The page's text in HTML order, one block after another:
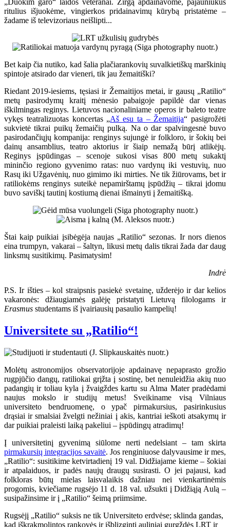
„Duokim garo“ laidos veteranai. Žirgą apdainavome, pajauniukus
ritulius išjuokėme, vingierkos pridainavimų kūrybą pristatėme –
žadame iš televizoriaus neišlipti...
Bet kaip čia nutiko, kad šalia plačiarankovių suvalkietiškų marškinių
spintoje atsirado dar vieneri, tik jau žemaitiški?
Riedant 2019-iesiems, tęsiasi ir Žemaitijos metai, ir gausų „Ratilio“
metų pasirodymų kraitį mėnesio pabaigoje papildė dar vienas
iškilmingas reginys. Lietuvos nacionaliniame operos ir baleto teatre
vykęs teatralizuotas koncertas „Aš esu ta – Žemaitija“ pasigrožėti
sukvietė tikrai puikų žemaičių pulką. Na o dar spalvingesnė buvo
pasirodančiųjų kompanija: renginys sujungė ir folkloro, ir šokių bei
dainų ansamblius, teatro aktorius ir šiaip nemažą būrį atlikėjų.
Reginys įspūdingas – scenoje sukosi visas 800 metų sukaktį
mininčio regiono gyvenimo ratas: nuo vardynų iki vestuvių, nuo
Rasų iki Užgavėnių, nuo gimimo iki mirties. Ne tik žiūrovams, bet ir
ratiliokėms renginys suteikė nepamirštamų įspūdžių – tikrai įdomu
buvo saviškį tautinį kostiumą dienai išmainyti į žemaitišką.
Štai kaip puikiai įsibėgėja naujas „Ratilio“ sezonas. Ir nors dienos
eina trumpyn, vakarai – šaltyn, likusi metų dalis tikrai žada dar daug
linksmų susitikimų. Pasimatysim!
Indrė
P.S. Ir išties – kol straipsnis pasiekė svetainę, užderėjo ir dar kelios
vakaronės: džiaugiamės galėję pristatyti Lietuvą filologams ir
Erasmus studentams iš įvairiausių pasaulio kampelių!
Universitete su „Ratilio“!
Molėtų astronomijos observatorijoje apdainavę nepaprasto grožio
rugpjūčio dangų, ratiliokai grįžta į sostinę, bet nenuleidžia akių nuo
padangių ir toliau kyla į žvaigždes kartu su Alma Mater pradėdami
naujus mokslo ir studijų metus! Sveikiname visą Vilniaus
universiteto bendruomenę, o ypač pirmakursius, pasirinkusius
drąsiai ir smalsiai žvelgti nežiniai į akis, kantriai ieškoti atsakymų ir
dar puikiai praleisti laiką pakeliui – įspūdingų atradimų!
Į universitetinį gyvenimą siūlome nerti nedelsiant – tam skirta
pirmakursių integracijos savaitė. Jos renginiuose dalyvausime ir mes,
„Ratilio“: susitikime ketvirtadienį 19 val. Didžiajame kieme – šokiai
ir atpalaiduos, ir padės naujų draugų susirasti. O jei pajausi, kad
folkloras būtų mielas laisvalaikis dažniau nei vienkartinėmis
progomis, kviečiame rugsėjo 11 d. 18 val. užsukti į Didžiąją Aulą –
susipažinsime ir į „Ratilio“ šeimą priimsime.
Rugsėjį „Ratilio“ suksis ne tik Universiteto erdvėse; sklinda gandas,
kad iškrakmolintos rankovės ir išblizginti auliniai gurgždės LRT ir